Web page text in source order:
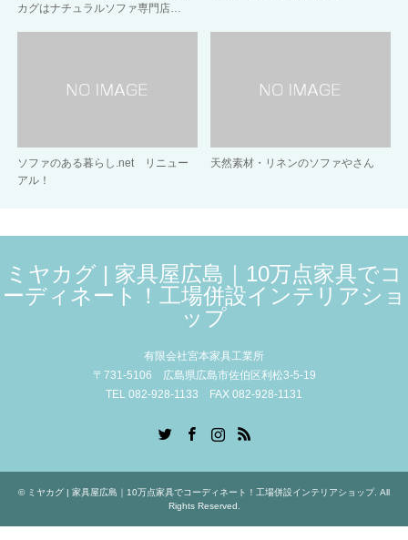
カグはナチュラルソファ専門店…
ソファのある暮らし.net リニュー
アル！
天然素材・リネンのソファやさん
ミヤカグ | 家具屋広島｜10万点家具でコ
ーディネート！工場併設インテリアショ
ップ
有限会社宮本家具工業所
〒731-5106 広島県広島市佐伯区利松3-5-19
TEL 082-928-1133 FAX 082-928-1131
RSS
© ミヤカグ | 家具屋広島｜10万点家具でコーディネート！工場併設インテリアショップ. All
Rights Reserved.